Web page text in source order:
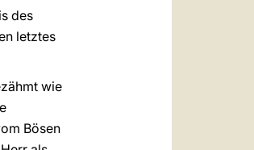
des
letztes
wie
Bösen